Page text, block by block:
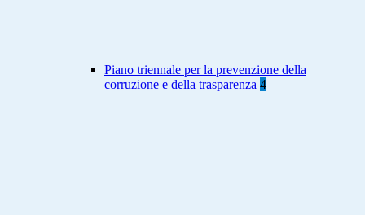
Piano triennale per la prevenzione della
corruzione e della trasparenza 4